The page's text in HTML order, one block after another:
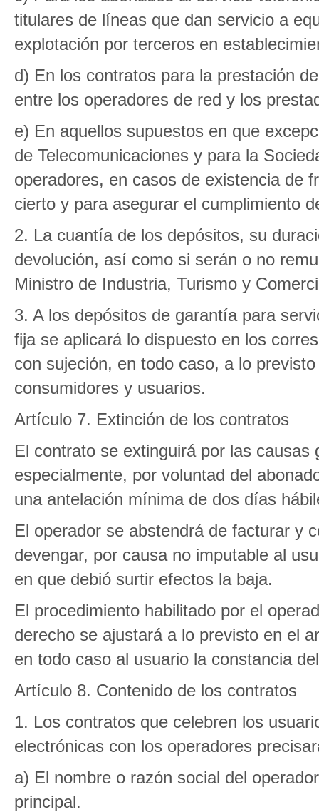
titulares de líneas que dan servicio a
explotación por terceros en
d) En los contratos para la prestación
entre los operadores de red y los
e) En aquellos supuestos en que
de Telecomunicaciones y para la
operadores, en casos de existencia de
cierto y para asegurar el cumplimiento
2. La cuantía de los depósitos, su
devolución, así como si serán o no
Ministro de Industria, Turismo y
3. A los depósitos de garantía para
fija se aplicará lo dispuesto en los
con sujeción, en todo caso, a lo
consumidores y usuarios.
Artículo 7. Extinción de los contratos
El contrato se extinguirá por las
especialmente, por voluntad del
una antelación mínima de dos días
El operador se abstendrá de facturar y
devengar, por causa no imputable al
en que debió surtir efectos la baja.
El procedimiento habilitado por el
derecho se ajustará a lo previsto en el
en todo caso al usuario la constancia
Artículo 8. Contenido de los contratos
1. Los contratos que celebren los
electrónicas con los operadores
a) El nombre o razón social del
principal.